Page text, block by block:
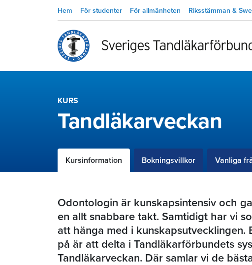
Hem För studenter För allmänheten Riksstämman &
KURS
Tandläkarveckan
Kursinformation Bokningsvillkor Vanliga
Odontologin är kunskapsintensiv och
en allt snabbare takt. Samtidigt har vi
att hänga med i
på är att delta i Tandläkarförbundets
Tandläkarveckan. Där samlar vi de